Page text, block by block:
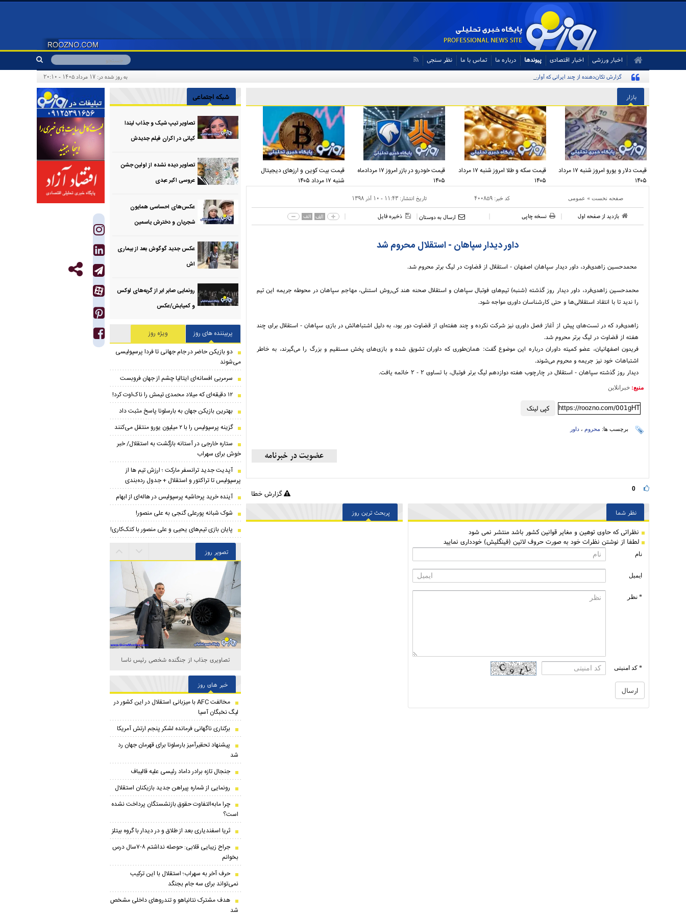
اخبار ورزشی اخبار اقتصادی پیوندها درباره ما تماس با ما نظر سنجی
گزارش تکان‌دهنده از چند ایرانی که آواره و ویران شده‌اند به روز شده در: ۱۷ مرداد ۱۴۰۵ - ۲۰:۱۰
بازار
قیمت دلار و یورو امروز شنبه ۱۷ مرداد
۱۴۰۵
قیمت سکه و طلا امروز شنبه ۱۷ مرداد
۱۴۰۵
قیمت خودرو در بازر امروز ۱۷ مردادماه
۱۴۰۵
قیمت بیت کوین و ارز‌های دیجیتال
شنبه ۱۷ مرداد ۱۴۰۵
صفحه نخست » عمومی کد خبر:۴۰۰۸۵۹ تاریخ انتشار:۱۱:۴۳ - ۱۰ آذر ۱۳۹۸
بازدید از صفحه اول نسخه چاپی ارسال به دوستان ذخیره فایل الف الف
داور دیدار سپاهان - استقلال محروم شد
محمدحسین زاهدی‌فرد، داور دیدار سپاهان اصفهان - استقلال از قضاوت در لیگ برتر محروم شد.
محمدحسین زاهدی‌فرد، داور دیدار روز گذشته (شنبه) تیم‌های فوتبال سپاهان و استقلال صحنه هند کی‌روش استنلی، مهاجم سپاهان در محوطه جریمه این تیم
را ندید تا با انتقاد استقلالی‌ها و حتی کارشناسان داوری مواجه شود.
زاهدی‌فرد که در تست‌های پیش از آغاز فصل داوری نیز شرکت نکرده و چند هفته‌ای از قضاوت دور بود، به دلیل اشتباهاتش در بازی سپاهان - استقلال برای چند
هفته از قضاوت در لیگ برتر محروم شد.
فریدون اصفهانیان، عضو کمیته داوران درباره این موضوع گفت: همان‌طوری که داوران تشویق شده و بازی‌های پخش مستقیم و بزرگ را می‌گیرند، به خاطر
اشتباهات خود نیز جریمه و محروم می‌شوند.
دیدار روز گذشته سپاهان - استقلال در چارچوب هفته دوازدهم لیگ برتر فوتبال، با تساوی ۲ - ۲ خاتمه یافت.
منبع: خبرانلاین
کپی لینک https://roozno.com/001gHT
برچسب ها: محروم ، داور
0 گزارش خطا
نظر شما
نظراتی كه حاوی توهین و مغایر قوانین کشور باشد منتشر نمی شود
لطفا از نوشتن نظرات خود به صورت حروف لاتین (فینگلیش) خودداری نمایید
نام
ایمیل
* نظر
* کد امنیتی
پربحث ترین روز
شبکه اجتماعی
تصاویر تیپ شیک و جذاب لیندا
کیانی در اکران فیلم جدیدش
تصاویر دیده نشده از اولین جشن
عروسی اکبر عبدی
عکس‌های احساسی همایون
شجریان و دخترش یاسمین
عکس جدید گوگوش بعد از بیماری
اش
رونمایی صابر ابر از گربه‌های لوکس
و کمیابش/عکس
پربیننده های روز
ویژه روز
دو بازیکن حاضر در جام جهانی تا فردا پرسپولیسی
می‌شوند
سرمربی افسانه‌ای ایتالیا چشم از جهان فروبست
۱۲ دقیقه‌ای که میلاد محمدی تیمش را ناک‌اوت کرد!
بهترین بازیکن جهان به بارسلونا پاسخ مثبت داد
گزینه پرسپولیس را با ۲ میلیون یورو منتقل می‌کنند
ستاره خارجی در آستانه بازگشت به استقلال/ خبر
خوش برای سهراب
​آپدیت جدید ترانسفر مارکت ؛ ارزش تیم ها از
پرسپولیس تا تراکتور و استقلال + جدول رده‌بندی
آینده خرید پرحاشیه‌ پرسپولیس در هاله‌ای از ابهام
شوک شبانه پورعلی گنجی به علی منصور!
پایان بازی تیم‌های یحیی و علی منصور با کتک‌کاری!
تصویر روز
تصاویری جذاب از جنگنده شخصی رئیس ناسا
خبر های روز
مخالفت AFC با میزبانی استقلال در این کشور در
لیگ نخبگان آسیا
برکناری ناگهانی فرمانده لشکر پنجم ارتش آمریکا
پیشنهاد تحقیرآمیز بارسلونا برای قهرمان جهان رد
شد
جنجال تازه برادر داماد رئیسی علیه قالیباف
رونمایی از شماره پیراهن جدید بازیکنان استقلال
چرا مابه‌التفاوت حقوق بازنشستگان پرداخت نشده
است؟
ثریا اسفندیاری بعد از طلاق و در دیدار با گروه بیتلز
جراح زیبایی قلابی: حوصله نداشتم ۸-۷سال درس
بخوانم
حرف آخر به سهراب؛ استقلال با این ترکیب
نمی‌تواند برای سه جام بجنگد
هدف مشترک نتانیاهو و تندروهای داخلی مشخص
شد